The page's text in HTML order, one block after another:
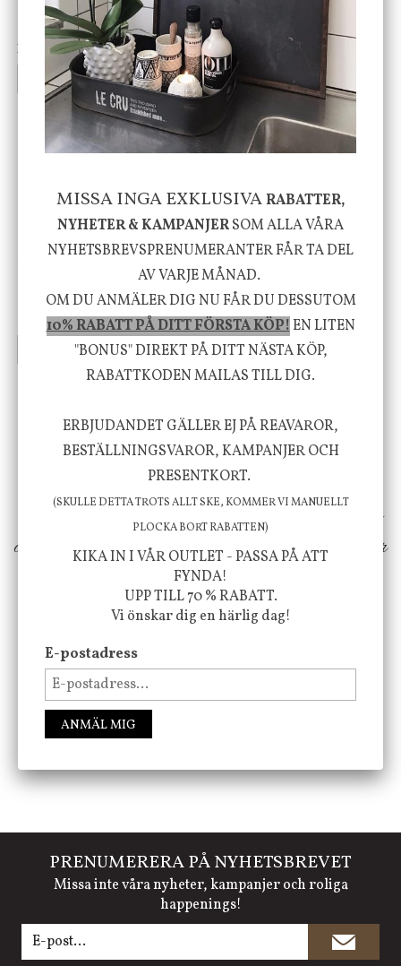
199 kr
INFO KÖP
vit, Utomhus
499 kr
INFO KÖP
House Doctor
Skål, Hands marmor
635 kr795 kr
-20%
KÖP
Nicolas Vahé
Serveringsfat, Ostron,
Stengods
415 kr
INFO KÖP
Vi vill förmedla känsla, upplevelse och
välbefinnande för dig och ditt hem! Med
inspiration från naturen och dess färgpalett
erbjuder vi omsorgsfullt utvalda produkter som
ökar trivsel i ditt hem och ger det lilla extra för
att öka ditt välmående!
FÖLJ OSS PÅ INSTAGRAM @JBHOME
PRENUMERERA PÅ NYHETSBREVET
Missa inte våra nyheter, kampanjer och roliga
happenings!
MISSA INGA EXKLUSIVARABATTER,
NYHETER & KAMPANJERSOM ALLA VÅRA
NYHETSBREVSPRENUMERANTER FÅR TA DEL
AV VARJE MÅNAD.
OM DU ANMÄLER DIG NU FÅR DU DESSUTOM
10% RABATT PÅ DITT FÖRSTA KÖP!EN LITEN
"BONUS" DIREKT PÅ DITT NÄSTA KÖP,
RABATTKODEN MAILAS TILL DIG.
ERBJUDANDET GÄLLER EJ PÅ REAVAROR,
BESTÄLLNINGSVAROR, KAMPANJER OCH
PRESENTKORT.
(SKULLE DETTA TROTS ALLT SKE, KOMMER VI MANUELLT
PLOCKA BORT RABATTEN)
KIKA IN I VÅR OUTLET - PASSA PÅ ATT
FYNDA!
UPP TILL 70 % RABATT.
Vi önskar dig en härlig dag!
E-postadress
ANMÄL MIG